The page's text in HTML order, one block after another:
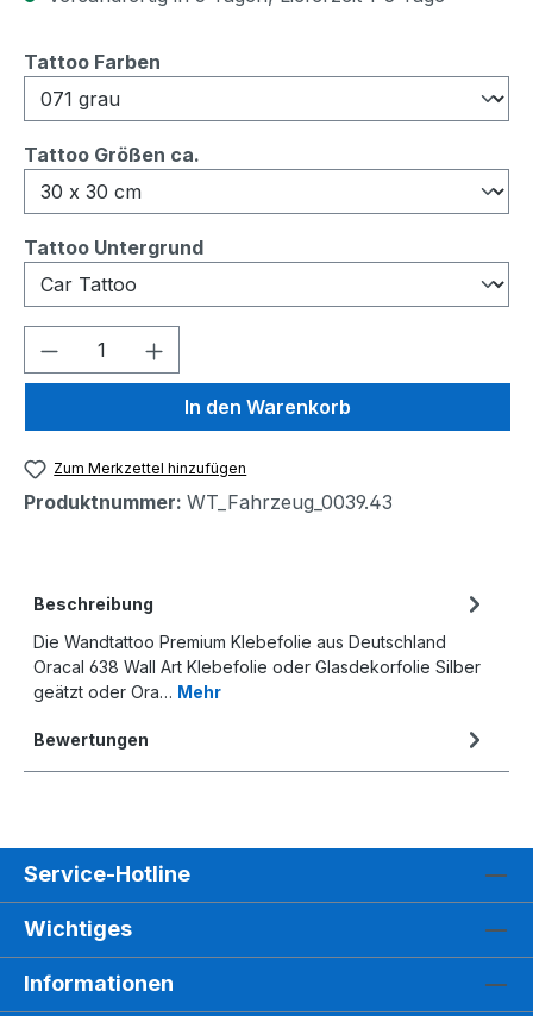
Tattoo Farben
Tattoo Größen ca.
Tattoo Untergrundauswählen
Produkt Anzahl: Gib den
In den Warenkorb
Zum Merkzettel hinzufügen
Produktnummer: WT_Fahrzeug_0039.43
Beschreibung
Die Wandtattoo Premium Klebefolie aus Deutschland
Oracal 638 Wall Art Klebefolie oder Glasdekorfolie Silber
geätzt oder Ora… Mehr
Bewertungen
Service-Hotline
Wichtiges
Informationen